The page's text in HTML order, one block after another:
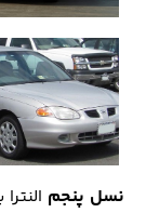
نسل پنجم النترا